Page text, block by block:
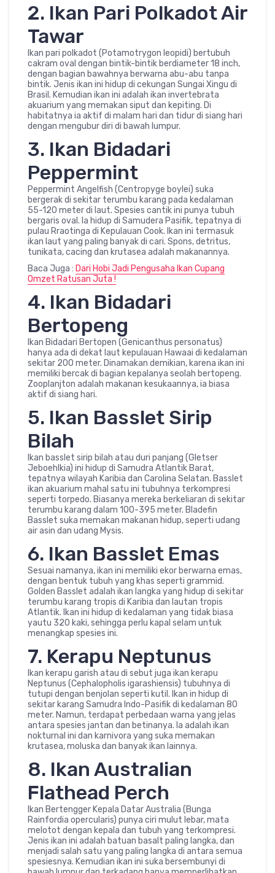
2. Ikan Pari Polkadot Air
Tawar
Ikan pari polkadot (Potamotrygon leopidi) bertubuh
cakram oval dengan bintik-bintik berdiameter 18 inch,
dengan bagian bawahnya berwarna abu-abu tanpa
bintik. Jenis ikan ini hidup di cekungan Sungai Xingu di
Brasil. Kemudian ikan ini adalah ikan invertebrata
akuarium yang memakan siput dan kepiting. Di
habitatnya ia aktif di malam hari dan tidur di siang hari
dengan mengubur diri di bawah lumpur.
3. Ikan Bidadari
Peppermint
Peppermint Angelfish (Centropyge boylei) suka
bergerak di sekitar terumbu karang pada kedalaman
55-120 meter di laut. Spesies cantik ini punya tubuh
bergaris oval. Ia hidup di Samudera Pasifik, tepatnya di
pulau Rraotinga di Kepulauan Cook. Ikan ini termasuk
ikan laut yang paling banyak di cari. Spons, detritus,
tunikata, cacing dan krutasea adalah makanannya.
Baca Juga : Dari Hobi Jadi Pengusaha Ikan Cupang
Omzet Ratusan Juta !
4. Ikan Bidadari
Bertopeng
Ikan Bidadari Bertopen (Genicanthus personatus)
hanya ada di dekat laut kepulauan Hawaai di kedalaman
sekitar 200 meter. Dinamakan demikian, karena ikan ini
memiliki bercak di bagian kepalanya seolah bertopeng.
Zooplanjton adalah makanan kesukaannya, ia biasa
aktif di siang hari.
5. Ikan Basslet Sirip
Bilah
Ikan basslet sirip bilah atau duri panjang (Gletser
Jeboehlkia) ini hidup di Samudra Atlantik Barat,
tepatnya wilayah Karibia dan Carolina Selatan. Basslet
ikan akuarium mahal satu ini tubuhnya terkompresi
seperti torpedo. Biasanya mereka berkeliaran di sekitar
terumbu karang dalam 100-395 meter. Bladefin
Basslet suka memakan makanan hidup, seperti udang
air asin dan udang Mysis.
6. Ikan Basslet Emas
Sesuai namanya, ikan ini memiliki ekor berwarna emas,
dengan bentuk tubuh yang khas seperti grammid.
Golden Basslet adalah ikan langka yang hidup di sekitar
terumbu karang tropis di Karibia dan lautan tropis
Atlantik. Ikan ini hidup di kedalaman yang tidak biasa
yautu 320 kaki, sehingga perlu kapal selam untuk
menangkap spesies ini.
7. Kerapu Neptunus
Ikan kerapu garish atau di sebut juga ikan kerapu
Neptunus (Cephalopholis igarashiensis) tubuhnya di
tutupi dengan benjolan seperti kutil. Ikan in hidup di
sekitar karang Samudra Indo-Pasifik di kedalaman 80
meter. Namun, terdapat perbedaan warna yang jelas
antara spesies jantan dan betinanya. Ia adalah ikan
nokturnal ini dan karnivora yang suka memakan
krutasea, moluska dan banyak ikan lainnya.
8. Ikan Australian
Flathead Perch
Ikan Bertengger Kepala Datar Australia (Bunga
Rainfordia opercularis) punya ciri mulut lebar, mata
melotot dengan kepala dan tubuh yang terkompresi.
Jenis ikan ini adalah batuan basalt paling langka, dan
menjadi salah satu yang paling langka di antara semua
spesiesnya. Kemudian ikan ini suka bersembunyi di